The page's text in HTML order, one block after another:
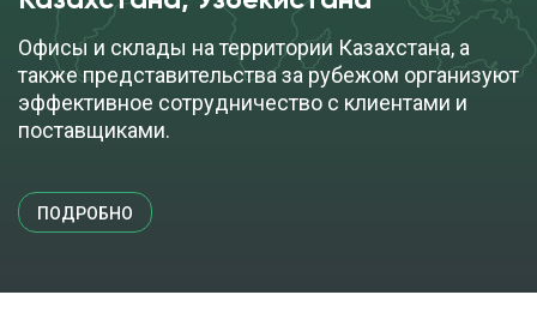
ПОД ЗАКАЗ
Офисы и склады на территории Казахстана, а
также представительства за рубежом организуют
эффективное сотрудничество с клиентами и
поставщиками.
ПОДРОБНО